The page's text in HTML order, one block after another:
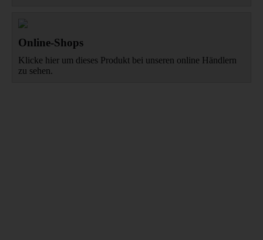
Online-Shops
Klicke hier um dieses Produkt bei unseren online Händlern
zu sehen.